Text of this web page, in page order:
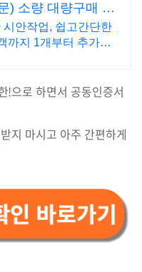
) 소량 대량구매 빠
안작업, 쉽고간단한
까지 1개부터 추가금
!으로 하면서 공동인증서
지 마시고 아주 간편하게